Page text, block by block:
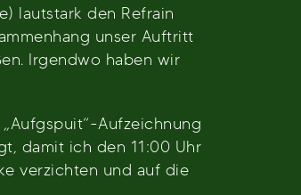
lautstark den Refrain
unser Auftritt
Irgendwo haben wir
Aufzeichnung
damit ich den 11:00 Uhr
verzichten und auf die